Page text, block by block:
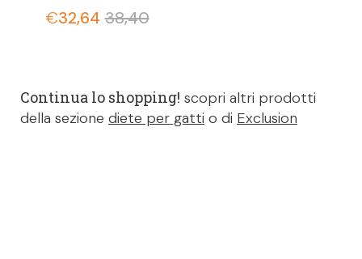
€32,64 38,40
Continua lo shopping! scopri altri prodotti
della sezione diete per gatti o di Exclusion